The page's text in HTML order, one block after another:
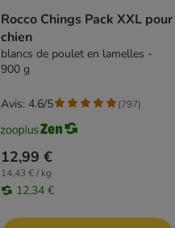
Rocco Chings Pack XXL pour
chien
blancs de poulet en lamelles -
900 g
12,99 €
14,43 € / kg
12,34 €
Avis: 4.6/5 (797)